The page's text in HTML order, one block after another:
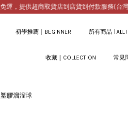
提供超商取貨店到店貨到付款服務(台灣)
初學推薦｜BEGINNER 所有商品 | ALL
收藏｜COLLECTION 常見
塑膠溜溜球